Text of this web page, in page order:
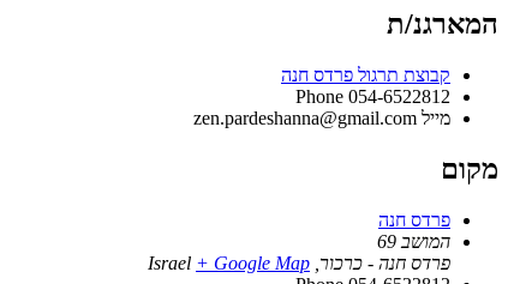
המארגנ/ת
קבוצת תרגול פרדס חנה
Phone 054-6522812
מייל zen.pardeshanna@gmail.com
מקום
פרדס חנה
המושב 69
פרדס חנה - כרכור
Israel + Google Map